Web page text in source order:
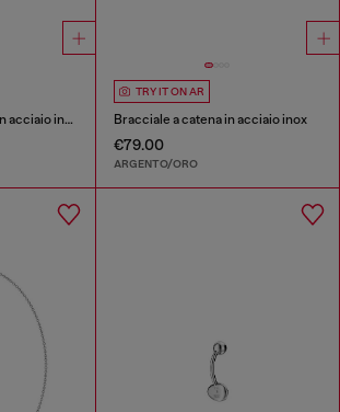
Orecchino pendente in acciaio inox
TRY IT ON AR
Bracciale a catena in acciaio inox
€79.00
ARGENTO/ORO